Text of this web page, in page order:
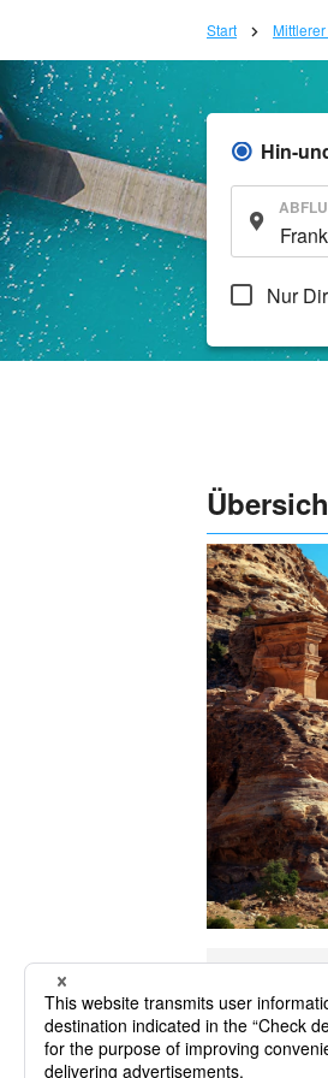
Start
Hin-
Nur
Bis zu
Wirtschaft,